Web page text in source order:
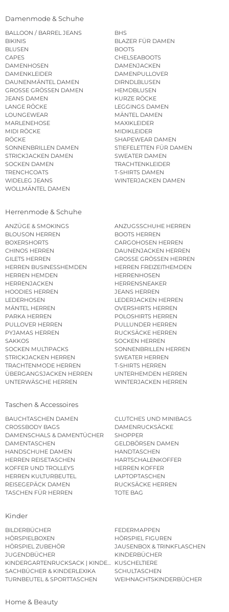
Damenmode & Schuhe
BALLOON / BARREL JEANS
BHS
BIKINIS
BLAZER FÜR DAMEN
BLUSEN
BOOTS
CAPES
CHELSEABOOTS
DAMENHOSEN
DAMENJACKEN
DAMENKLEIDER
DAMENPULLOVER
DAUNENMÄNTEL DAMEN
DIRNDLBLUSEN
GROSSE GRÖSSEN DAMEN
HEMDBLUSEN
JEANS DAMEN
KURZE RÖCKE
LANGE RÖCKE
LEGGINGS DAMEN
LOUNGEWEAR
MÄNTEL DAMEN
MARLENEHOSE
MAXIKLEIDER
MIDI RÖCKE
MIDIKLEIDER
RÖCKE
SHAPEWEAR DAMEN
SONNENBRILLEN DAMEN
STIEFELETTEN FÜR DAMEN
STRICKJACKEN DAMEN
SWEATER DAMEN
SOCKEN DAMEN
TRACHTENKLEIDER
TRENCHCOATS
T-SHIRTS DAMEN
WIDELEG JEANS
WINTERJACKEN DAMEN
WOLLMÄNTEL DAMEN
Herrenmode & Schuhe
ANZÜGE & SMOKINGS
ANZUGSSCHUHE HERREN
BLOUSON HERREN
BOOTS HERREN
BOXERSHORTS
CARGOHOSEN HERREN
CHINOS HERREN
DAUNENJACKEN HERREN
GILETS HERREN
GROSSE GRÖSSEN HERREN
HERREN BUSINESSHEMDEN
HERREN FREIZEITHEMDEN
HERREN HEMDEN
HERRENHOSEN
HERRENJACKEN
HERRENSNEAKER
HOODIES HERREN
JEANS HERREN
LEDERHOSEN
LEDERJACKEN HERREN
MÄNTEL HERREN
OVERSHIRTS HERREN
PARKA HERREN
POLOSHIRTS HERREN
PULLOVER HERREN
PULLUNDER HERREN
PYJAMAS HERREN
RUCKSÄCKE HERREN
SAKKOS
SOCKEN HERREN
SOCKEN MULTIPACKS
SONNENBRILLEN HERREN
STRICKJACKEN HERREN
SWEATER HERREN
TRACHTENMODE HERREN
T-SHIRTS HERREN
ÜBERGANGSJACKEN HERREN
UNTERHEMDEN HERREN
UNTERWÄSCHE HERREN
WINTERJACKEN HERREN
Taschen & Accessoires
BAUCHTASCHEN DAMEN
CLUTCHES UND MINIBAGS
CROSSBODY BAGS
DAMENRUCKSÄCKE
DAMENSCHALS & DAMENTÜCHER
SHOPPER
DAMENTASCHEN
GELDBÖRSEN DAMEN
HANDSCHUHE DAMEN
HANDTASCHEN
HERREN REISETASCHEN
HARTSCHALENKOFFER
KOFFER UND TROLLEYS
HERREN KOFFER
HERREN KULTURBEUTEL
LAPTOPTASCHEN
REISEGEPÄCK DAMEN
RUCKSÄCKE HERREN
TASCHEN FÜR HERREN
TOTE BAG
Kinder
BILDERBÜCHER
FEDERMAPPEN
HÖRSPIELBOXEN
HÖRSPIEL FIGUREN
HÖRSPIEL ZUBEHÖR
JAUSENBOX & TRINKFLASCHEN
JUGENDBÜCHER
KINDERBÜCHER
KINDERGARTENRUCKSACK | KINDERGARTENBEUTEL
KUSCHELTIERE
SACHBÜCHER & KINDERLEXIKA
SCHULTASCHEN
TURNBEUTEL & SPORTTASCHEN
WEIHNACHTSKINDERBÜCHER
Home & Beauty